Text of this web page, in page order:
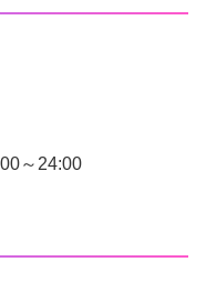
～24:00